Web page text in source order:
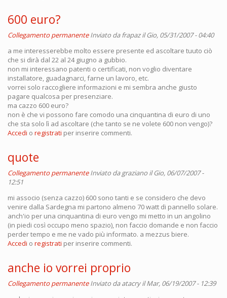
600 euro?
Collegamento permanente Inviato dafrapazil Gio, 05/31/2007 - 04:40
a me interesserebbe molto essere presente ed ascoltare tuuto ciò
che si dirà dal 22 al 24 giugno a gubbio.
non mi interessano patenti o certificati, non voglio diventare
installatore, guadagnarci, farne un lavoro, etc.
vorrei solo raccogliere informazioni e mi sembra anche giusto
pagare qualcosa per presenziare.
ma cazzo 600 euro?
non è che vi possono fare comodo una cinquantina di euro di uno
che sta solo lì ad ascoltare (che tanto se ne volete 600 non vengo)?
Accedi o registrati per inserire commenti.
quote
Collegamento permanente Inviato dagraziano il Gio, 06/07/2007 -
12:51
mi associo (senza cazzo) 600 sono tanti e se considero che devo
venire dalla Sardegna mi partono almeno 70 watt di pannello solare.
anch'io per una cinquantina di euro vengo mi metto in un angolino
(in piedi così occupo meno spazio), non faccio domande e non faccio
perder tempo e me ne vado più informato. a mezzus biere.
Accedi o registrati per inserire commenti.
anche io vorrei proprio
Collegamento permanente Inviato daatacryil Mar, 06/19/2007 - 12:39